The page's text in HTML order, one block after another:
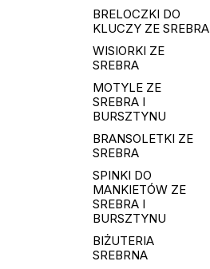
BRELOCZKI DO
KLUCZY ZE SREBRA
WISIORKI ZE
SREBRA
MOTYLE ZE
SREBRA I
BURSZTYNU
BRANSOLETKI ZE
SREBRA
SPINKI DO
MANKIETÓW ZE
SREBRA I
BURSZTYNU
BIŻUTERIA
SREBRNA